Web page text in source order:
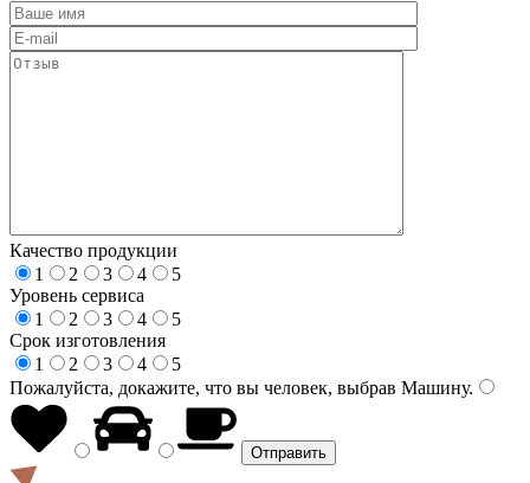
Качество продукции
1
2 3 4
5
Уровень сервиса
1
2 3 4
5
Срок изготовления
1
2 3 4
5
Пожалуйста, докажите, что вы человек, выбрав Машину.